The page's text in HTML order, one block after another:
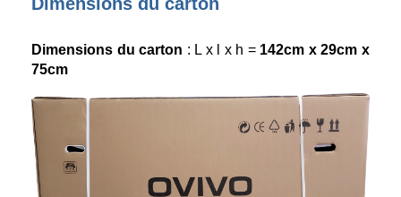
Dimensions du carton : L x l x h = 142cm x 29cm x
75cm